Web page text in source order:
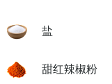
盐
甜红辣椒粉